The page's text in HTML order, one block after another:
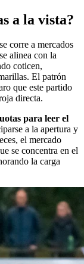
a la vista?
corre a mercados
alinea con la
coticen,
El patrón
que este partido
directa.
para leer el
a la apertura y
el mercado
se concentra en el
la carga